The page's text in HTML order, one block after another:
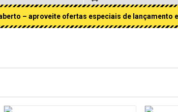
– aproveite ofertas especiais de